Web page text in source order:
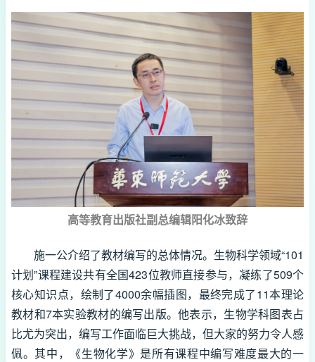
高等教育出版社副总编辑阳化冰致辞
施一公介绍了教材编写的总体情况。生物科学领域“101
计划”课程建设共有全国423位教师直接参与，凝练了509个
核心知识点，绘制了4000余幅插图，最终完成了11本理论
教材和7本实验教材的编写出版。他表示，生物学科图表占
比尤为突出，编写工作面临巨大挑战，但大家的努力令人感
佩。其中，《生物化学》是所有课程中编写难度最大的一